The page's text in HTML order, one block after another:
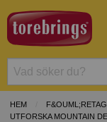
HEM
UTFORSKA MOUNTAIN